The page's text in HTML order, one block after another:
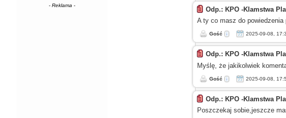
- Reklama -
Odp.: KPO -Klamstwa
A ty co masz do
Gość 2025-09-08,
Odp.: KPO -Klamstwa
Myślę, że jakikolwiek
Gość 2025-09-08,
Odp.: KPO -Klamstwa
Poszczekaj sobie,jeszcze